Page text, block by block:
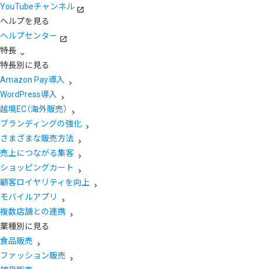
YouTubeチャンネル
ヘルプを見る
ヘルプセンター
特長
特長別に見る
Amazon Pay導入
WordPress導入
越境EC（海外販売）
ブランディングの強化
さまざまな販売方法
売上につながる集客
ショッピングカート
顧客ロイヤリティを向上
モバイルアプリ
複数店舗との連携
業種別に見る
食品販売
ファッション販売